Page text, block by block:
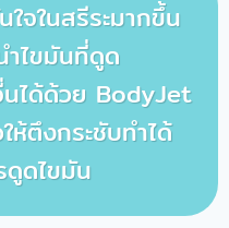
จในสรีระมากขึ้น
ำไขมันที่ดูด
นได้ด้วย BodyJet
ห้ตึงกระชับทำได้
ดไขมัน